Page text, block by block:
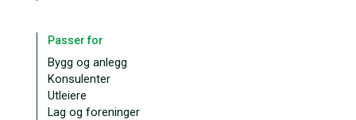
Passer for
Bygg og anlegg
Konsulenter
Utleiere
Lag og foreninger